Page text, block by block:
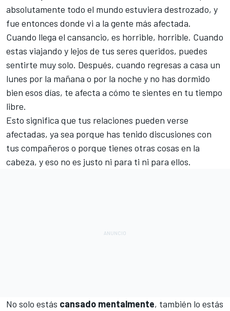
absolutamente todo el mundo estuviera destrozado, y
fue entonces donde vi a la gente más afectada.
Cuando llega el cansancio, es horrible, horrible. Cuando
estas viajando y lejos de tus seres queridos, puedes
sentirte muy solo. Después, cuando regresas a casa un
lunes por la mañana o por la noche y no has dormido
bien esos días, te afecta a cómo te sientes en tu tiempo
libre.
Esto significa que tus relaciones pueden verse
afectadas, ya sea porque has tenido discusiones con
tus compañeros o porque tienes otras cosas en la
cabeza, y eso no es justo ni para ti ni para ellos.
No solo estás cansado mentalmente, también lo estás